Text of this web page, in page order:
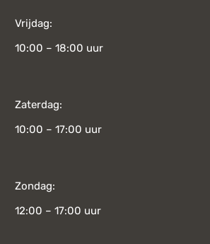
Vrijdag:
10:00 – 18:00 uur
Zaterdag:
10:00 – 17:00 uur
Zondag:
12:00 – 17:00 uur